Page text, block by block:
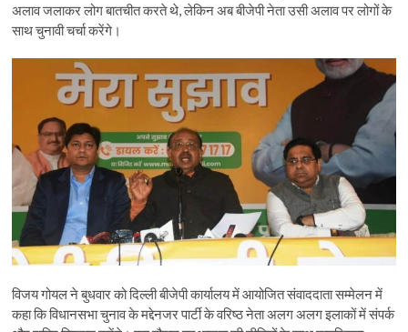
अलाव जलाकर लोग बातचीत करते थे, लेकिन अब बीजेपी नेता उसी अलाव पर लोगों के
साथ चुनावी चर्चा करेंगे।
विजय गोयल ने बुधवार को दिल्ली बीजेपी कार्यालय में आयोजित संवाददाता सम्मेलन में
कहा कि विधानसभा चुनाव के मद्देनजर पार्टी के वरिष्ठ नेता अलग अलग इलाकों में संपर्क